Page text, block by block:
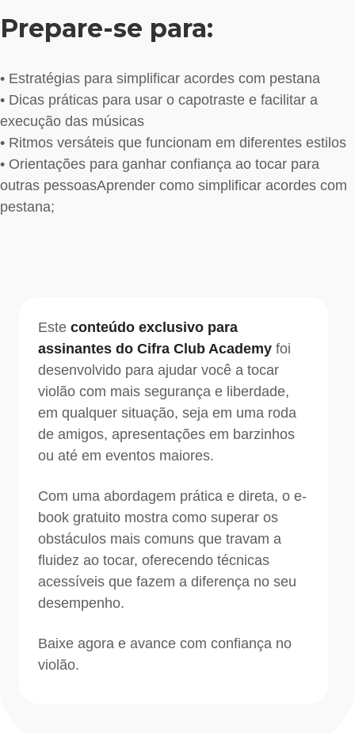
Prepare-se para:
• Estratégias para simplificar acordes com pestana
• Dicas práticas para usar o capotraste e facilitar a
execução das músicas
• Ritmos versáteis que funcionam em diferentes estilos
• Orientações para ganhar confiança ao tocar para
outras pessoasAprender como simplificar acordes com
pestana;
Este conteúdo exclusivo para
assinantes do Cifra Club Academy foi
desenvolvido para ajudar você a tocar
violão com mais segurança e liberdade,
em qualquer situação, seja em uma roda
de amigos, apresentações em barzinhos
ou até em eventos maiores.
Com uma abordagem prática e direta, o e-
book gratuito mostra como superar os
obstáculos mais comuns que travam a
fluidez ao tocar, oferecendo técnicas
acessíveis que fazem a diferença no seu
desempenho.
Baixe agora e avance com confiança no
violão.